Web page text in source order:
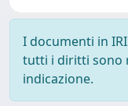
I documenti in
tutti i diritti sono
indicazione.